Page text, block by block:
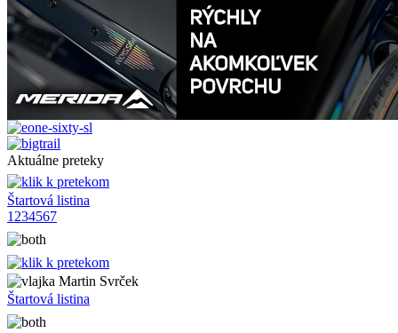
Aktuálne preteky
Štartová listina
1 234567
Martin Svrček
Štartová listina